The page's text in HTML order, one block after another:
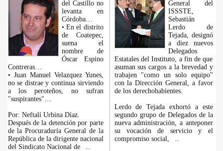
del Castillo no
levanta en
Córdoba…
• En el distrito
de Coatepec,
suena el
nombre de
Óscar Espino
Contreras…
• Juan Manuel Velazquez Yunes,
no se distrae y continua sirviendo
a los peroteños, no sufran
"suspirantes"…
Por: Neftalí Urbina Díaz.
Después de la detención por parte
de la Procuraduría General de la
República de la dirigente nacional
del Sindicato Nacional de
General del
ISSSTE,
Sebastián
Lerdo de
Tejada, designó
a diez nuevos
Delegados
Estatales del Instituto, a fin de que
asuman sus cargos a la brevedad y
trabajen "como un solo equipo"
con la Dirección General, a favor
de los derechohabientes.
Lerdo de Tejada exhortó a este
segundo grupo de Delegados de la
nueva administración, a anteponer
su vocación de servicio y el
compromiso social,